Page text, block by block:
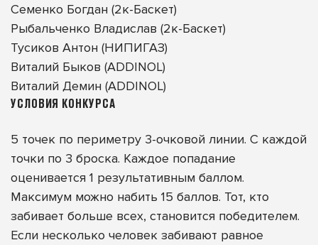
Семенко Богдан (2к-Баскет)
Рыбальченко Владислав (2к-Баскет)
Тусиков Антон (НИПИГАЗ)
Виталий Быков (ADDINOL)
Виталий Демин (ADDINOL)
УСЛОВИЯ КОНКУРСА
5 точек по периметру 3-очковой линии. С каждой
точки по 3 броска. Каждое попадание
оценивается 1 результативным баллом.
Максимум можно набить 15 баллов. Тот, кто
забивает больше всех, становится победителем.
Если несколько человек забивают равное